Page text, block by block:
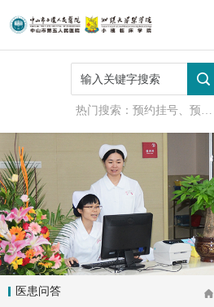
热门搜索：预约挂号、预防接种
医患问答